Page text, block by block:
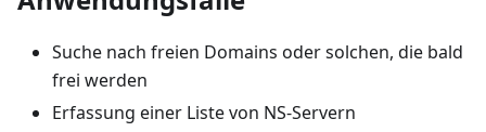
Suche nach freien Domains oder solchen, die bald
frei werden
Erfassung einer Liste von NS-Servern